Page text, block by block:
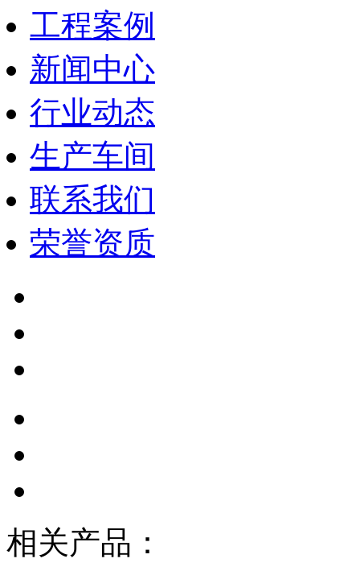
工程案例
新闻中心
行业动态
生产车间
联系我们
荣誉资质
相关产品：